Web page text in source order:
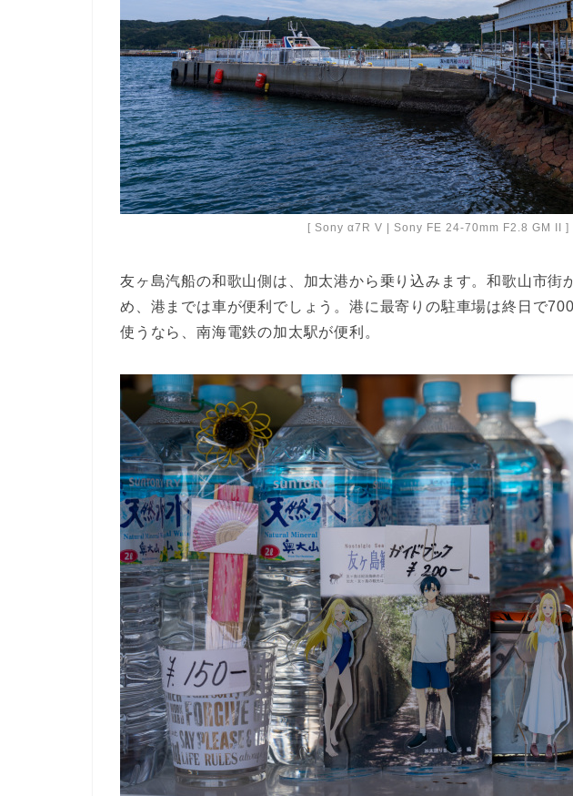
[ Sony α7R V | Sony FE 24-70mm F2.8 GM II ]
友ヶ島汽船の和歌山側は、加太港から乗り込みます。和歌山市街
め、港までは車が便利でしょう。港に最寄りの駐車場は終日で
使うなら、南海電鉄の加太駅が便利。